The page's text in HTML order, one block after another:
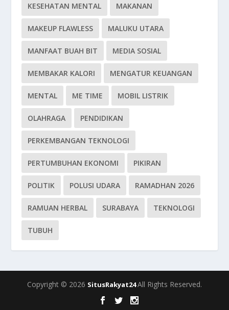
KESEHATAN MENTAL MAKANAN
MAKEUP FLAWLESS MALUKU UTARA
MANFAAT BUAH BIT MEDIA SOSIAL
MEMBAKAR KALORI MENGATUR KEUANGAN
MENTAL ME TIME MOBIL LISTRIK
OLAHRAGA PENDIDIKAN
PERKEMBANGAN TEKNOLOGI
PERTUMBUHAN EKONOMI PIKIRAN
POLITIK POLUSI UDARA RAMADHAN 2026
RAMUAN HERBAL SURABAYA TEKNOLOGI
TUBUH
Copyright © 2026 SitusRakyat24All Rights Reserved.